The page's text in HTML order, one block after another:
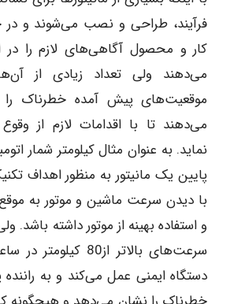
فرآیند، طراحی و نصب می‌شوند و
کار و محصول آگاهی‌های لازم را در
می‌دهند ولی تعداد زیادی از
موقعیت‌های پیش آمده خطرناک
می‌دهند تا با اقدامات لازم از
نماید. به عنوان مثال کیلومتر شمار
پایین یک مانیتور به منظور اهداف
با دیدن سرعت ماشین و موتور به
و استفاده بهینه از موتور داشته باشد.
سرعت‌های بالاتر از80
دستگاه ایمنی عمل می‌کند و به